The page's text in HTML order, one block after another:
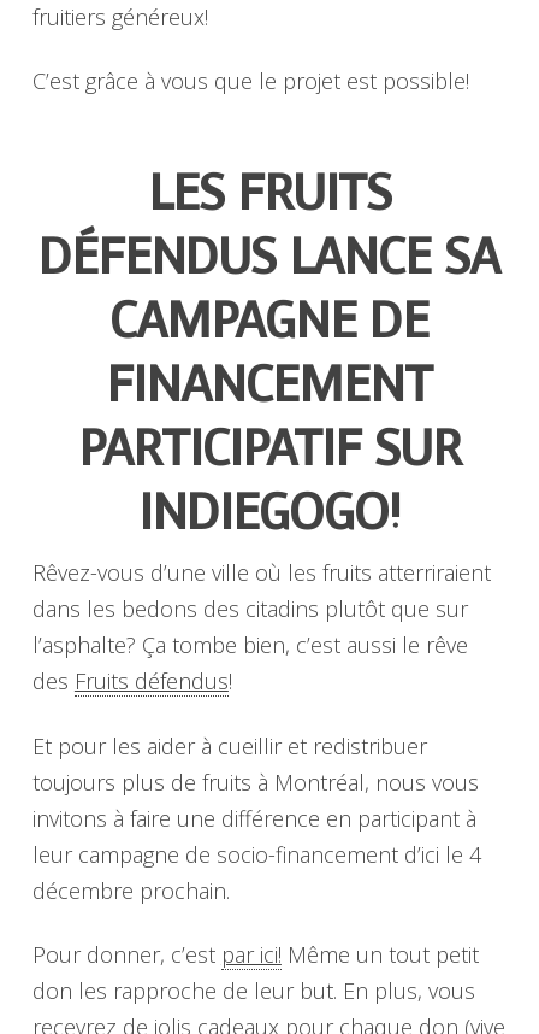
fruitiers généreux!
C’est grâce à vous que le projet est possible!
LES FRUITS
DÉFENDUS LANCE SA
CAMPAGNE DE
FINANCEMENT
PARTICIPATIF SUR
INDIEGOGO!
Rêvez-vous d’une ville où les fruits atterriraient
dans les bedons des citadins plutôt que sur
l’asphalte? Ça tombe bien, c’est aussi le rêve
des Fruits défendus!
Et pour les aider à cueillir et redistribuer
toujours plus de fruits à Montréal, nous vous
invitons à faire une différence en participant à
leur campagne de socio-financement d’ici le 4
décembre prochain.
Pour donner, c’est par ici! Même un tout petit
don les rapproche de leur but. En plus, vous
recevrez de jolis cadeaux pour chaque don (vive